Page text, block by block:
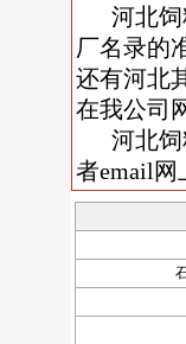
河北
厂名录的
还有河北
在我公司
河北
者email网